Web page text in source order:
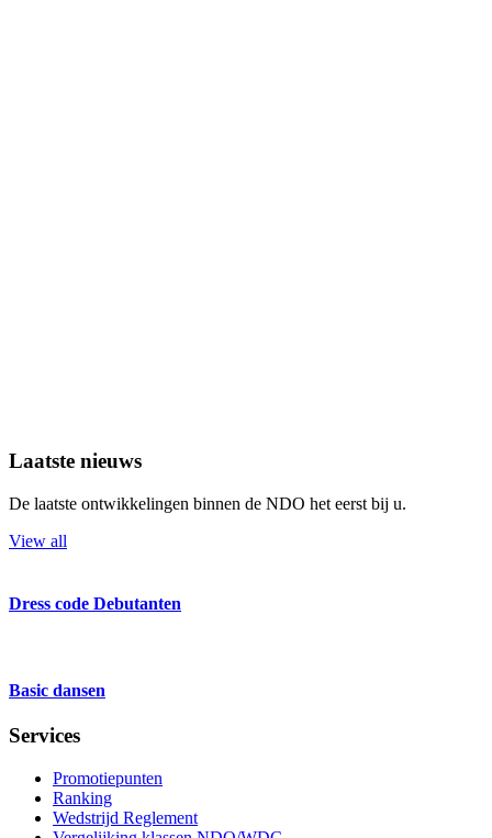
Laatste nieuws
De laatste ontwikkelingen binnen de NDO het eerst bij u.
View all
Dress code Debutanten
Basic dansen
Services
Promotiepunten
Ranking
Wedstrijd Reglement